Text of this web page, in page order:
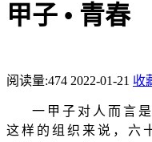
甲子 • 青春
阅读量:474 2022-01-21 收
一甲子对人而言
这样的组织来说，六